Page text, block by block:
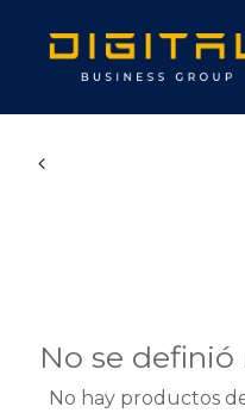
No se
No hay productos